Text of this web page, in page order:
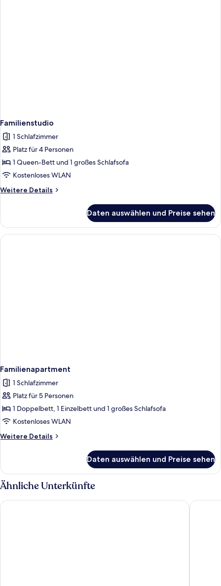
Familienstudio
1 Schlafzimmer
Platz für 4 Personen
1 Queen-Bett und 1 großes Schlafsofa
Kostenloses WLAN
Weitere Details
Weitere
Daten auswählen und Preise sehen
Familienapartment
1 Schlafzimmer
Platz für 5 Personen
1 Doppelbett, 1 Einzelbett und 1 großes Schlafsofa
Kostenloses WLAN
Weitere Details
Weitere
Daten auswählen und Preise sehen
Ähnliche Unterkünfte
Hotel Lo Scirocco Hotel